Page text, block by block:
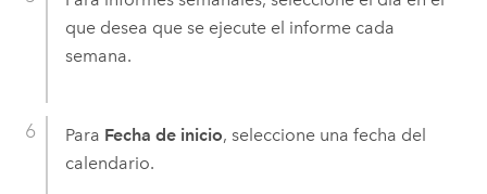
que desea que se ejecute el informe cada
semana.
Para Fecha de inicio, seleccione una fecha del
calendario.